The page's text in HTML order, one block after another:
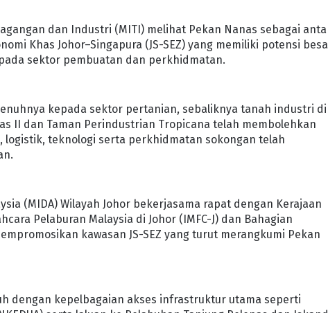
dan Industri (MITI) melihat Pekan Nanas sebagai
Khas Johor–Singapura (JS-SEZ) yang memiliki potensi
sektor pembuatan dan perkhidmatan.
kepada sektor pertanian, sebaliknya tanah industri di
II dan Taman Perindustrian Tropicana telah membolehkan
teknologi serta perkhidmatan sokongan telah
(MIDA) Wilayah Johor bekerjasama rapat dengan Kerajaan
Pelaburan Malaysia di Johor (IMFC-J) dan Bahagian
kawasan JS-SEZ yang turut merangkumi Pekan
dengan kepelbagaian akses infrastruktur utama seperti